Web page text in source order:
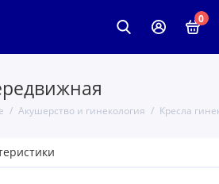
0
Акушерство и гинекология Кресла